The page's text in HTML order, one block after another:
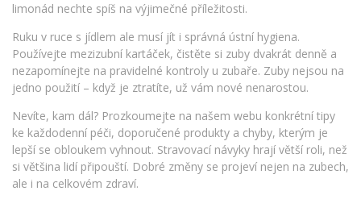
limonád nechte spíš na výjimečné příležitosti.
Ruku v ruce s jídlem ale musí jít i správná ústní hygiena.
Používejte mezizubní kartáček, čistěte si zuby dvakrát denně a
nezapomínejte na pravidelné kontroly u zubaře. Zuby nejsou na
jedno použití – když je ztratíte, už vám nové nenarostou.
Nevíte, kam dál? Prozkoumejte na našem webu konkrétní tipy
ke každodenní péči, doporučené produkty a chyby, kterým je
lepší se obloukem vyhnout. Stravovací návyky hrají větší roli, než
si většina lidí připouští. Dobré změny se projeví nejen na zubech,
ale i na celkovém zdraví.